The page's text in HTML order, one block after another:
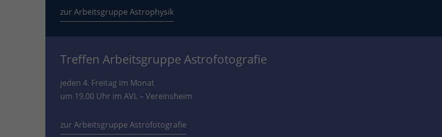
zur Arbeitsgruppe Astrophysik
Treffen Arbeitsgruppe Astrofotografie
jeden 4. Freitag im Monat
um 19.00 Uhr im AVL – Vereinsheim
zur Arbeitsgruppe Astrofotografie